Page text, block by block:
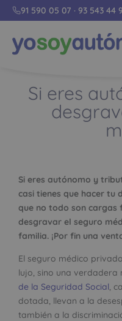
91 590 05 07 · 93 543 44
Si eres
Si eres autónomo y
casi tienes que hacer tu
que no todo son cargas
desgravar el seguro
familia. ¡Por fin una
El seguro médico
lujo, sino una verdadera
de la Seguridad Social ,
dotada, llevan a la
también a la